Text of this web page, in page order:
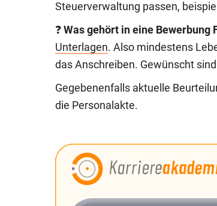
Steuerverwaltung passen,
❓ Was gehört in eine Bewerbung
Unterlagen. Also mindestens
das Anschreiben. Gewünscht
Gegebenenfalls aktuelle
die Personalakte.